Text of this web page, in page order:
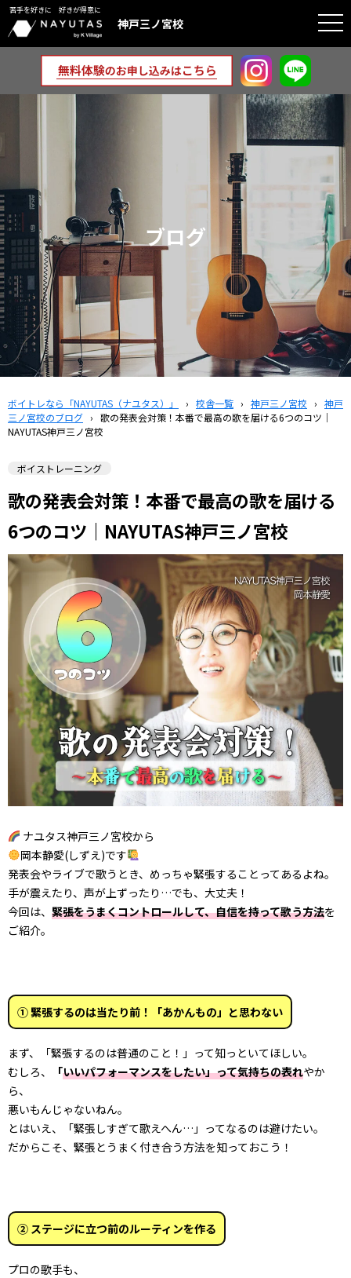
苦手を好きに 好きが得意に
神戸三ノ宮校
ブログ
ボイトレなら「NAYUTAS（ナユタス）」 › 校舎一覧 › 神戸三ノ宮校 › 神戸
三ノ宮校のブログ › 歌の発表会対策！本番で最高の歌を届ける6つのコツ｜
NAYUTAS神戸三ノ宮校
ボイストレーニング
歌の発表会対策！本番で最高の歌を届ける
6つのコツ｜NAYUTAS神戸三ノ宮校
ナユタス神戸三ノ宮校から
岡本静愛(しずえ)です
発表会やライブで歌うとき、めっちゃ緊張することってあるよね。
手が震えたり、声が上ずったり …でも、大丈夫！
今回は、 緊張をうまくコントロールして、自信を持って歌う方法を
ご紹介。
① 緊張するのは当たり前！「あかんもの」と思わない
まず、「緊張するのは普通のこと！」って知っといてほしい。
むしろ、
「いいパフォーマンスをしたい」って気持ちの表れやか
ら、
悪いもんじゃないねん。
とはいえ、「緊張しすぎて歌えへん… 」ってなるのは避けたい。
だからこそ、緊張とうまく付き合う方法を知っておこう！
② ステージに立つ前のルーティンを作る
プロの歌手も、